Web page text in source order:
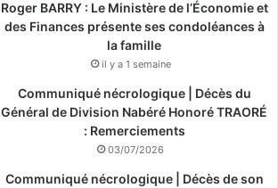
Roger BARRY : Le Ministère de l’Économie et
des Finances présente ses condoléances à
la famille
il y a 1 semaine
Communiqué nécrologique | Décès du
Général de Division Nabéré Honoré TRAORÉ
: Remerciements
03/07/2026
Communiqué nécrologique | Décès de son